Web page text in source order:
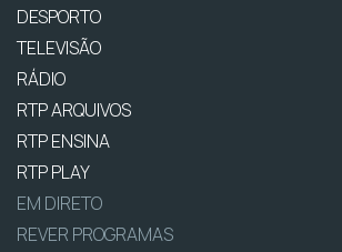
DESPORTO
TELEVISÃO
RÁDIO
RTP ARQUIVOS
RTP ENSINA
RTP PLAY
EM DIRETO
REVER PROGRAMAS